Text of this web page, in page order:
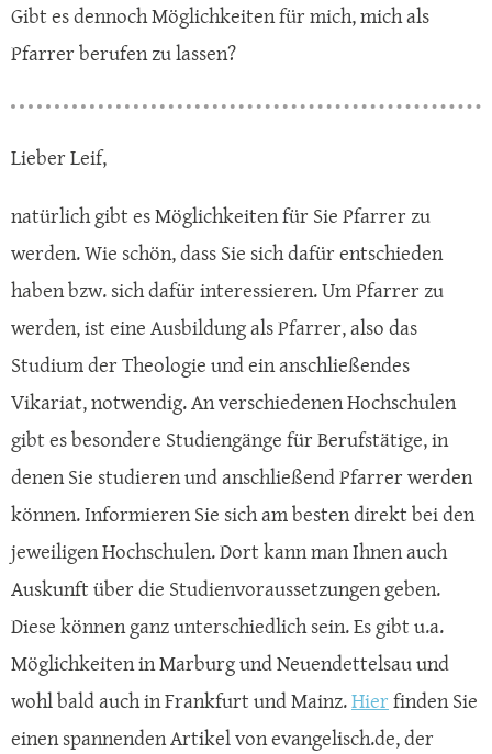
Gibt es dennoch Möglichkeiten für mich, mich als
Pfarrer berufen zu lassen?
Lieber Leif,
natürlich gibt es Möglichkeiten für Sie Pfarrer zu
werden. Wie schön, dass Sie sich dafür entschieden
haben bzw. sich dafür interessieren. Um Pfarrer zu
werden, ist eine Ausbildung als Pfarrer, also das
Studium der Theologie und ein anschließendes
Vikariat, notwendig. An verschiedenen Hochschulen
gibt es besondere Studiengänge für Berufstätige, in
denen Sie studieren und anschließend Pfarrer werden
können. Informieren Sie sich am besten direkt bei den
jeweiligen Hochschulen. Dort kann man Ihnen auch
Auskunft über die Studienvoraussetzungen geben.
Diese können ganz unterschiedlich sein. Es gibt u.a.
Möglichkeiten in Marburg und Neuendettelsau und
wohl bald auch in Frankfurt und Mainz.Hierfinden Sie
einen spannenden Artikel von evangelisch.de, der